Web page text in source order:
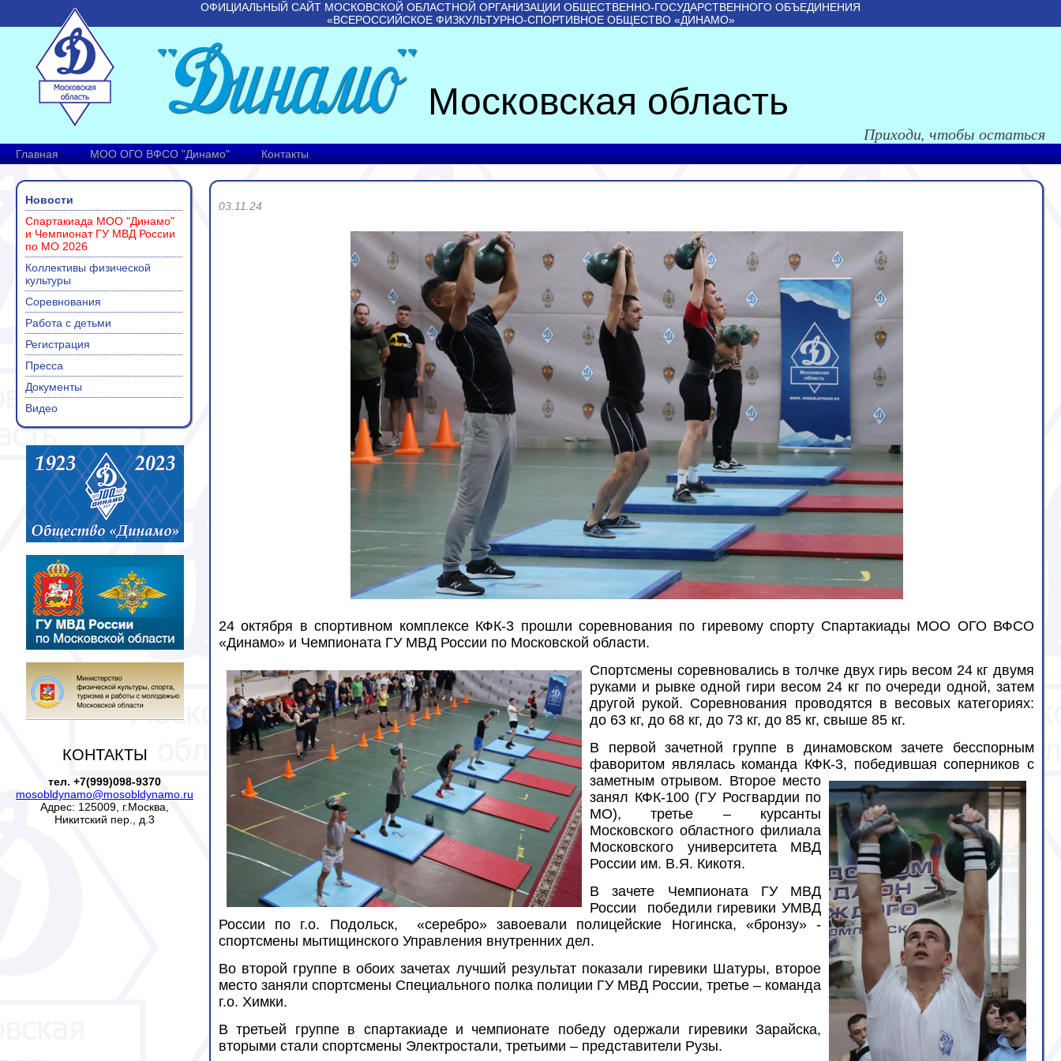
ОФИЦИАЛЬНЫЙ САЙТ МОСКОВСКОЙ ОБЛАСТНОЙ ОРГАНИЗАЦИИ ОБЩЕСТВЕННО-ГОСУДАРСТВЕННОГО ОБЪЕДИНЕНИЯ
«ВСЕРОССИЙСКОЕ ФИЗКУЛЬТУРНО-СПОРТИВНОЕ ОБЩЕСТВО «ДИНАМО»
Московская область
Приходи, чтобы остаться
Главная МОО ОГО ВФСО "Динамо" Контакты
Новости
Спартакиада МОО "Динамо"
и Чемпионат ГУ МВД России
по МО 2026
Коллективы физической
культуры
Соревнования
Работа с детьми
Регистрация
Пресса
Документы
Видео
КОНТАКТЫ
тел. +7(999)098-9370
mosobldynamo@mosobldynamo.ru
Адрес: 125009, г.Москва,
Никитский пер., д.3
03.11.24
24 октября в спортивном комплексе КФК-3 прошли соревнования по гиревому спорту Спартакиады МОО ОГО ВФСО
«Динамо» и Чемпионата ГУ МВД России по Московской области.
Спортсмены соревновались в толчке двух гирь весом 24 кг двумя
руками и рывке одной гири весом 24 кг по очереди одной, затем
другой рукой. Соревнования проводятся в весовых категориях:
до 63 кг, до 68 кг, до 73 кг, до 85 кг, свыше 85 кг.
В первой зачетной группе в динамовском зачете бесспорным
фаворитом являлась команда КФК-3, победившая соперников с
заметным отрывом. Второе место
занял КФК-100 (ГУ Росгвардии по
МО), третье – курсанты
Московского областного филиала
Московского университета МВД
России им. В.Я. Кикотя.
В зачете Чемпионата ГУ МВД
России победили гиревики УМВД
России по г.о. Подольск, «серебро» завоевали полицейские Ногинска, «бронзу» -
спортсмены мытищинского Управления внутренних дел.
Во второй группе в обоих зачетах лучший результат показали гиревики Шатуры, второе
место заняли спортсмены Специального полка полиции ГУ МВД России, третье – команда
г.о. Химки.
В третьей группе в спартакиаде и чемпионате победу одержали гиревики Зарайска,
вторыми стали спортсмены Электростали, третьими – представители Рузы.